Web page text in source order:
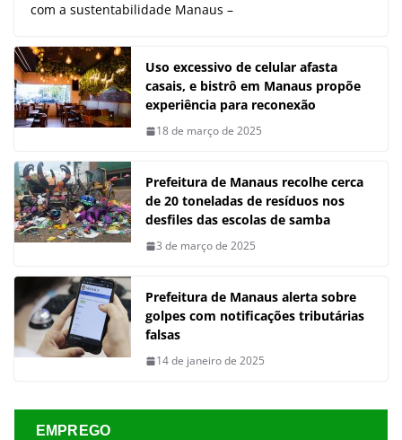
com a sustentabilidade Manaus –
Uso excessivo de celular afasta
casais, e bistrô em Manaus propõe
experiência para reconexão
18 de março de 2025
Prefeitura de Manaus recolhe cerca
de 20 toneladas de resíduos nos
desfiles das escolas de samba
3 de março de 2025
Prefeitura de Manaus alerta sobre
golpes com notificações tributárias
falsas
14 de janeiro de 2025
EMPREGO